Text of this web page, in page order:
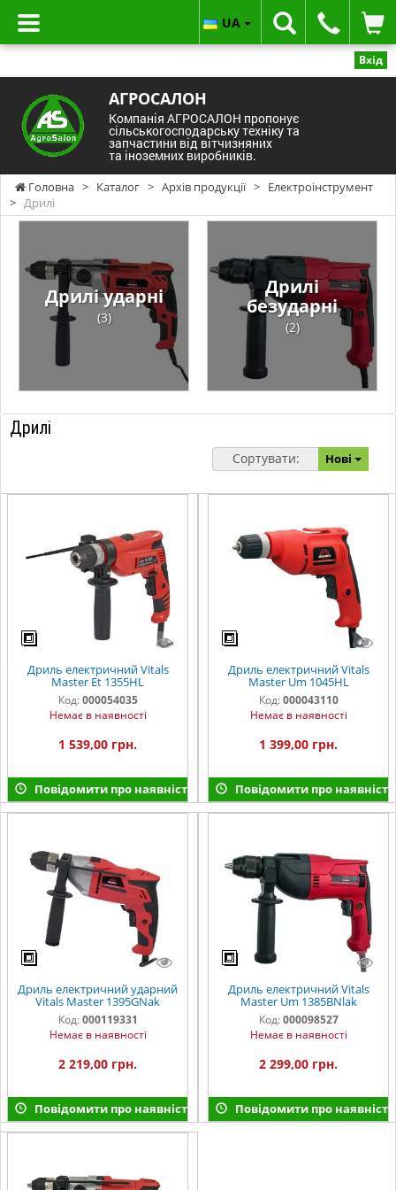
Вхід
АГРОСАЛОН
Компанія АГРОСАЛОН пропонує
сільськогосподарську техніку та
запчастини від вітчизняних
та іноземних виробників.
UA
Головна > Каталог > Архів продукції > Електроінструмент
> Дрилі
Дрилі ударні
(3)
Дрилі
безударні
(2)
Дрилі
Сортувати: Нові
Дриль електричний Vitals
Master Et 1355HL
Код: 000054035
Немає в наявності
1 539,00 грн.
Повідомити про наявність
Дриль електричний Vitals
Master Um 1045HL
Код: 000043110
Немає в наявності
1 399,00 грн.
Повідомити про наявність
Дриль електричний ударний
Vitals Master 1395GNak
Код: 000119331
Немає в наявності
2 219,00 грн.
Повідомити про наявність
Дриль електричний Vitals
Master Um 1385BNlak
Код: 000098527
Немає в наявності
2 299,00 грн.
Повідомити про наявність